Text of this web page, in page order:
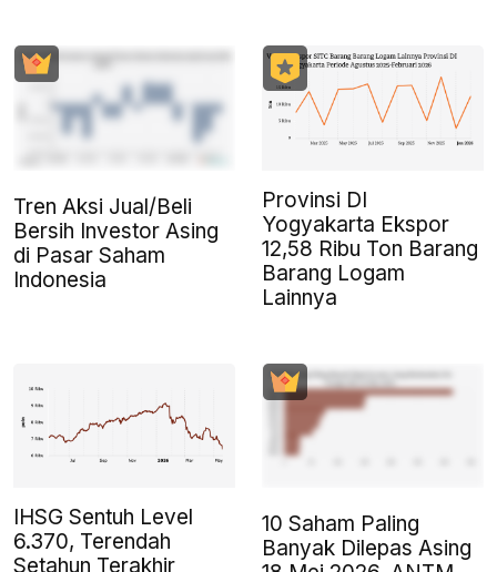
Tren Aksi Jual/Beli
Bersih Investor Asing
di Pasar Saham
Indonesia
Provinsi DI
Yogyakarta Ekspor
12,58 Ribu Ton Barang
Barang Logam
Lainnya
IHSG Sentuh Level
6.370, Terendah
Setahun Terakhir
10 Saham Paling
Banyak Dilepas Asing